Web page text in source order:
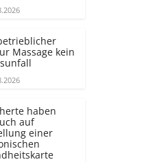
Massage kein
haben
auf
einer